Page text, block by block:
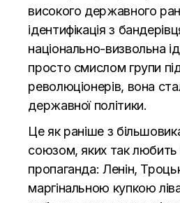
високого державного
ідентифікація з
національно-визвольна
просто смислом групи
революціонерів, вона
державної політики.
Це як раніше з
союзом, яких так любить
пропаганда: Ленін,
маргінальною купкою